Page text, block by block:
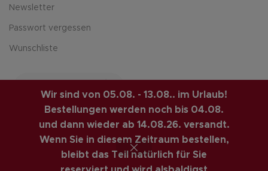
Wir sind von 05.08. - 13.08.. im Urlaub!
Bestellungen werden noch bis 04.08.
und dann wieder ab 14.08.26. versandt.
Wenn Sie in diesem Zeitraum bestellen,
bleibt das Teil natürlich für Sie
Newsletter
Passwort vergessen
Wunschliste
LUIS-GUITAR-GARAGE.COM © 2026 | CREATED BY
COMPUTERMOBIL . PREMIUM E-COMMERCE SOLUTIONS.